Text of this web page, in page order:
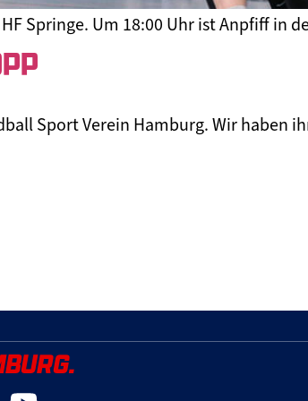
Springe. Um 18:00 Uhr ist Anpfiff in
Sport Verein Hamburg. Wir haben